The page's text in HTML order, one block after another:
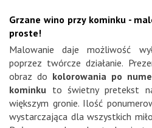
Grzane wino przy kominku -
proste!
Malowanie daje możliwość
poprzez twórcze działanie.
obraz do kolorowania po
kominku to świetny pretekst
większym gronie. Ilość
wystarczająca dla wszystkich